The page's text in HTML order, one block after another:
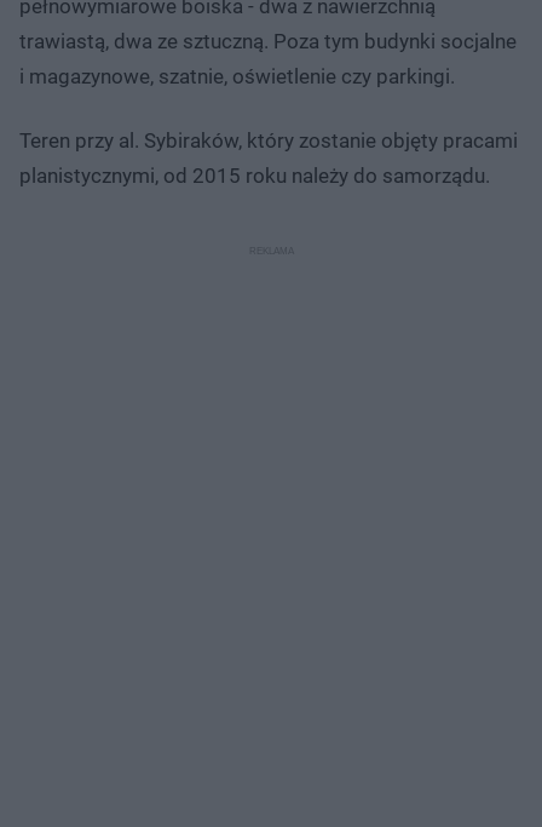
pełnowymiarowe boiska - dwa z nawierzchnią
trawiastą, dwa ze sztuczną. Poza tym budynki socjalne
i magazynowe, szatnie, oświetlenie czy parkingi.
Teren przy al. Sybiraków, który zostanie objęty pracami
planistycznymi, od 2015 roku należy do samorządu.